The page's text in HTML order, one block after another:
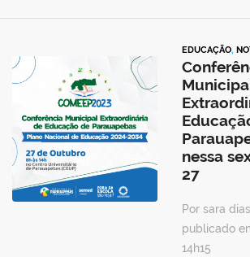
EDUCAÇÃO,
nessa
27
Por sara
publicado
14h15